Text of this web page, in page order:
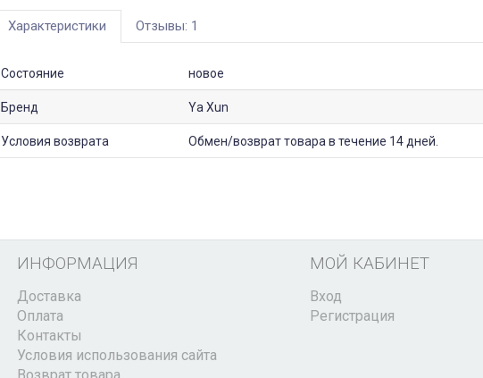
Характеристики Отзывы: 1
Состояние новое
Бренд Ya Xun
Условия возврата Обмен/возврат товара в течение 14 дней.
ИНФОРМАЦИЯ
Доставка
Оплата
Контакты
Условия использования сайта
МОЙ КАБИНЕТ
Вход
Регистрация